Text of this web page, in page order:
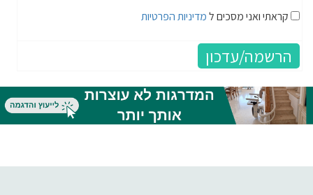
קראתי ואני מסכים למדיניות הפרטיות